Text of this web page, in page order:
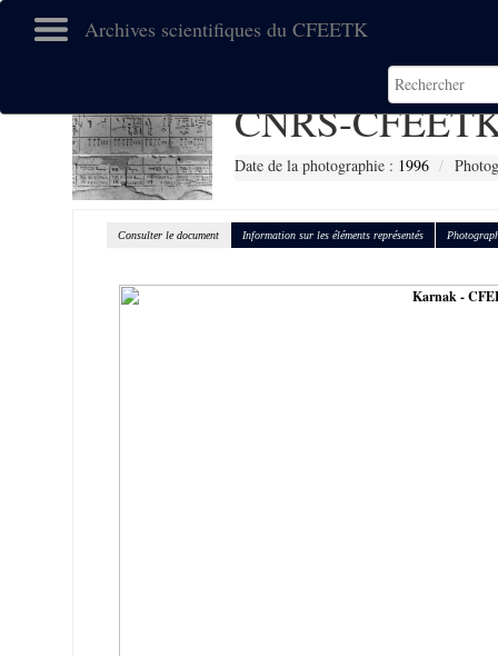
Archives scientifiques du CFEETK
CNRS-
Date de la photographie : 1996
Consulter le document Information sur les éléments représentés